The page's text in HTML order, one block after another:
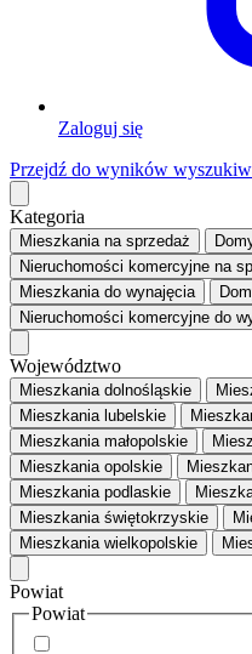
Zaloguj się
Przejdź do wyników
Kategoria
Mieszkaniana sprzedaż
Nieruchomości komercyjne na
Mieszkaniado wynajęcia
Nieruchomości komercyjne do
Województwo
Mieszkania dolnośląskie
Mieszkania lubelskie
Mieszkania małopolskie
Mieszkania opolskie
Mieszkania podlaskie
Mieszkania świętokrzyskie
Mieszkania wielkopolskie
Powiat
Powiat